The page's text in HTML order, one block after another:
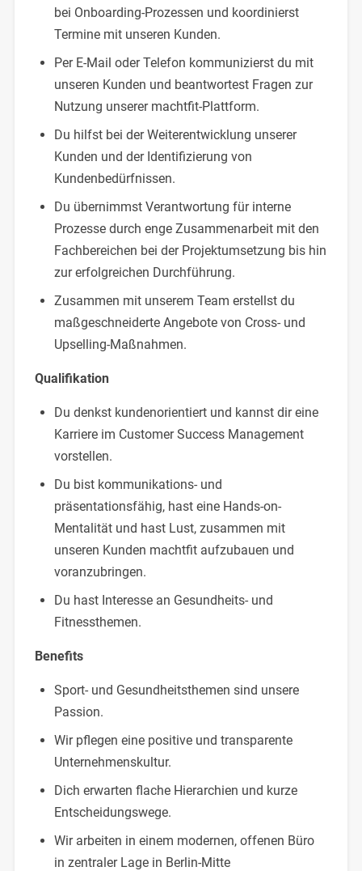
bei Onboarding-Prozessen und koordinierst
Termine mit unseren Kunden.
Per E-Mail oder Telefon kommunizierst du mit
unseren Kunden und beantwortest Fragen zur
Nutzung unserer machtfit-Plattform.
Du hilfst bei der Weiterentwicklung unserer
Kunden und der Identifizierung von
Kundenbedürfnissen.
Du übernimmst Verantwortung für interne
Prozesse durch enge Zusammenarbeit mit den
Fachbereichen bei der Projektumsetzung bis hin
zur erfolgreichen Durchführung.
Zusammen mit unserem Team erstellst du
maßgeschneiderte Angebote von Cross- und
Upselling-Maßnahmen.
Qualifikation
Du denkst kundenorientiert und kannst dir eine
Karriere im Customer Success Management
vorstellen.
Du bist kommunikations- und
präsentationsfähig, hast eine Hands-on-
Mentalität und hast Lust, zusammen mit
unseren Kunden machtfit aufzubauen und
voranzubringen.
Du hast Interesse an Gesundheits- und
Fitnessthemen.
Benefits
Sport- und Gesundheitsthemen sind unsere
Passion.
Wir pflegen eine positive und transparente
Unternehmenskultur.
Dich erwarten flache Hierarchien und kurze
Entscheidungswege.
Wir arbeiten in einem modernen, offenen Büro
in zentraler Lage in Berlin-Mitte